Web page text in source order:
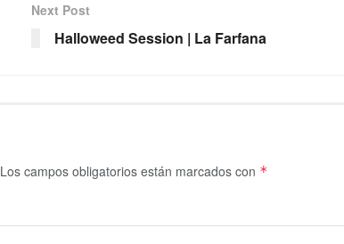
Next Post
Halloweed Session | La Farfana
Los campos obligatorios están marcados con *